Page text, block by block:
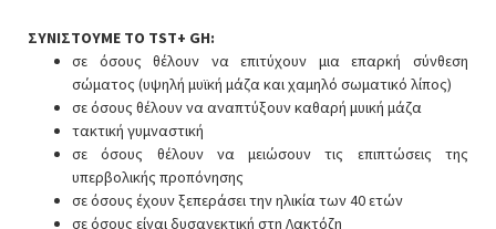
ΣΥΝΙΣΤΟΥΜΕ ΤΟ TST+ GH:
σε όσους θέλουν να επιτύχουν μια επαρκή σύνθεση
σώματος (υψηλή μυϊκή μάζα και χαμηλό σωματικό λίπος)
σε όσους θέλουν να αναπτύξουν καθαρή μυική μάζα
τακτική γυμναστική
σε όσους θέλουν να μειώσουν τις επιπτώσεις της
υπερβολικής προπόνησης
σε όσους έχουν ξεπεράσει την ηλικία των 40 ετών
σε όσους είναι δυσανεκτική στη Λακτόζη